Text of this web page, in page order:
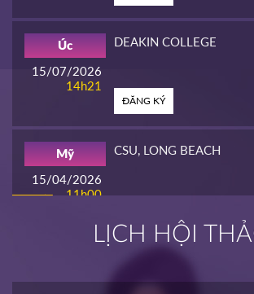
15/07/2026
14h21
Úc DEAKIN COLLEGE
ĐĂNG KÝ
15/04/2026
11h00
Mỹ CSU, LONG BEACH
LỊCH HỘI